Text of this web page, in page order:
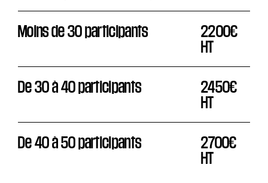
Moins de 30 participants
2200€
HT
De 30 à 40 participants
2450€
HT
De 40 à 50 participants
2700€
HT